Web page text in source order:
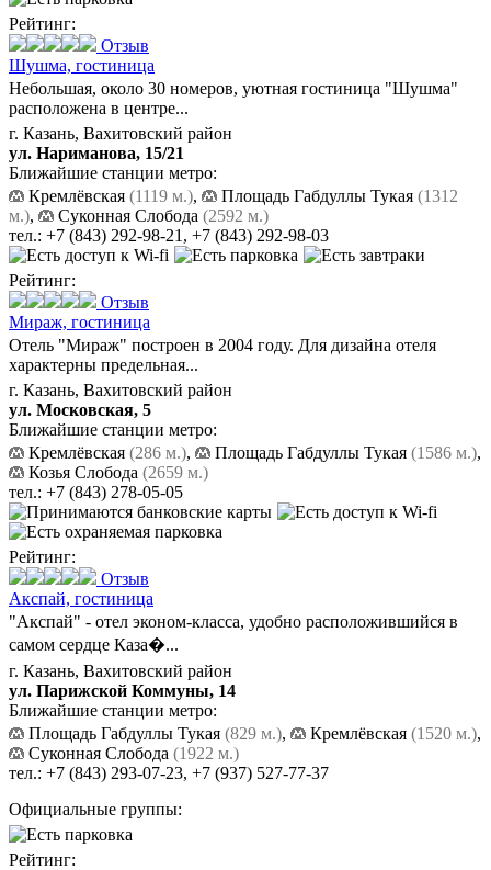
Рейтинг:
Отзыв
Шушма, гостиница
Небольшая, около 30 номеров, уютная гостиница "Шушма"
расположена в центре...
г. Казань, Вахитовский район
ул. Нариманова, 15/21
Ближайшие станции метро:
Кремлёвская (1119 м.), Площадь Габдуллы Тукая (1312
м.), Суконная Слобода (2592 м.)
тел.: +7 (843) 292-98-21 , +7 (843) 292-98-03
Рейтинг:
Отзыв
Мираж, гостиница
Отель "Мираж" построен в 2004 году. Для дизайна отеля
характерны предельная...
г. Казань, Вахитовский район
ул. Московская, 5
Ближайшие станции метро:
Кремлёвская (286 м.), Площадь Габдуллы Тукая (1586 м.),
Козья Слобода (2659 м.)
тел.: +7 (843) 278-05-05
Рейтинг:
Отзыв
Акспай, гостиница
"Акспай" - отел эконом-класса, удобно расположившийся в
самом сердце Каза�...
г. Казань, Вахитовский район
ул. Парижской Коммуны, 14
Ближайшие станции метро:
Площадь Габдуллы Тукая (829 м.), Кремлёвская (1520 м.),
Суконная Слобода (1922 м.)
тел.: +7 (843) 293-07-23, +7 (937) 527-77-37
Официальные группы:
Рейтинг: